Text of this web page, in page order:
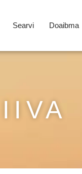
Searvi Doaibma